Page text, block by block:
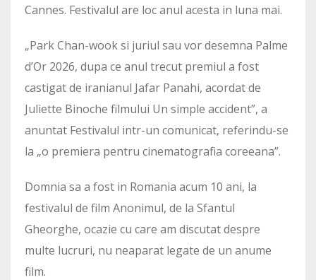
Cannes. Festivalul are loc anul acesta in luna mai.
„Park Chan-wook si juriul sau vor desemna Palme
d’Or 2026, dupa ce anul trecut premiul a fost
castigat de iranianul Jafar Panahi, acordat de
Juliette Binoche filmului Un simple accident”, a
anuntat Festivalul intr-un comunicat, referindu-se
la „o premiera pentru cinematografia coreeana”.
Domnia sa a fost in Romania acum 10 ani, la
festivalul de film Anonimul, de la Sfantul
Gheorghe, ocazie cu care am discutat despre
multe lucruri, nu neaparat legate de un anume
film.